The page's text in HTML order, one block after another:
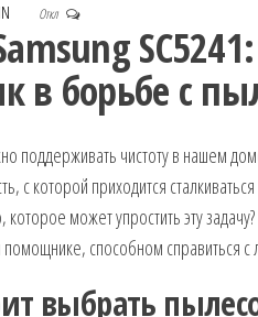
Откл
в борьбе с
поддерживать чистоту в нашем
с которой приходится
которое может упростить эту
способном справиться с
выбрать